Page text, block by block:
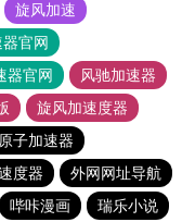
旋风加速
官网
器官网
风驰加速器
旋风加速度器
原子加速器
度器
外网网址导航
哔咔漫画
瑞乐小说